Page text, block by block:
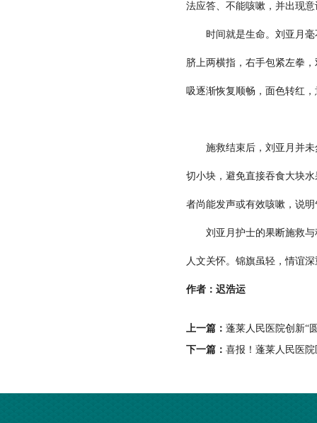
法应答、不能咳嗽，并出现
时间就是生命。刘亚月毫
脐上两横指，右手包紧左拳
吸逐渐恢复顺畅，面色转红
施救结束后，刘亚月并未
切小块，避免直接吞食大块
者尚能发声或有效咳嗽，说
刘亚月护士的果断施救与
人文关怀。锦旗虽轻，情谊
作者：迟浩运
上一篇： 蓬莱人民医院创新“
下一篇： 喜报！蓬莱人民医